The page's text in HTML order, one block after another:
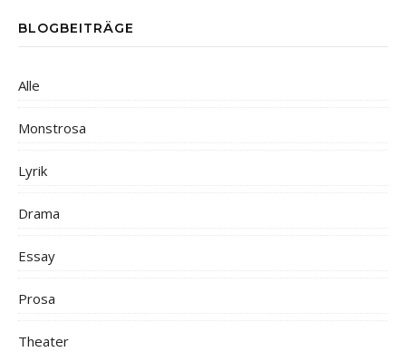
BLOGBEITRÄGE
Alle
Monstrosa
Lyrik
Drama
Essay
Prosa
Theater